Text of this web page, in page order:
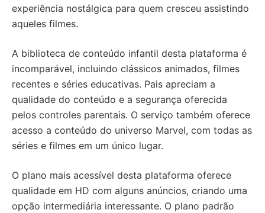
experiência nostálgica para quem cresceu assistindo
aqueles filmes.
A biblioteca de conteúdo infantil desta plataforma é
incomparável, incluindo clássicos animados, filmes
recentes e séries educativas. Pais apreciam a
qualidade do conteúdo e a segurança oferecida
pelos controles parentais. O serviço também oferece
acesso a conteúdo do universo Marvel, com todas as
séries e filmes em um único lugar.
O plano mais acessível desta plataforma oferece
qualidade em HD com alguns anúncios, criando uma
opção intermediária interessante. O plano padrão